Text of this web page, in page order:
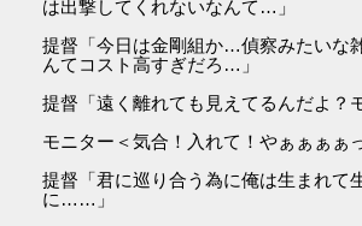
は出撃してくれないなんて…」
提督「今日は金剛組か…偵察みたいな
んてコスト高すぎだろ…」
提督「遠く離れても見えてるんだよ？
モニター＜気合！入れて！やぁぁぁぁ
提督「君に巡り合う為に俺は生まれて
に……」